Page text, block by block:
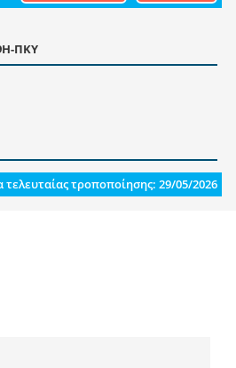
ΠΚΥ
τελευταίας τροποποίησης: 29/05/2026